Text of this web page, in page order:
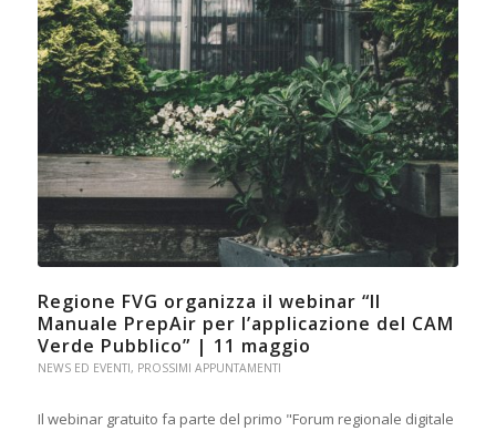
Regione FVG organizza il webinar “Il
Manuale PrepAir per l’applicazione del CAM
Verde Pubblico” | 11 maggio
NEWS ED EVENTI, PROSSIMI APPUNTAMENTI
Il webinar gratuito fa parte del primo "Forum regionale digitale